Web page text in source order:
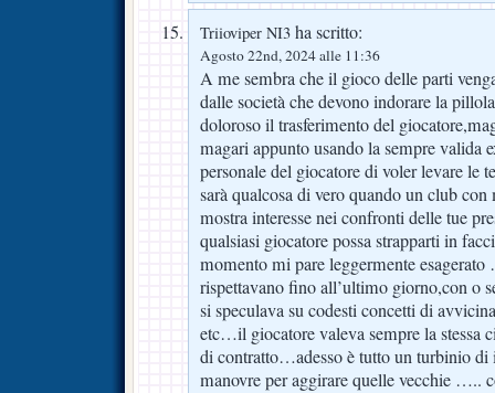
Triioviper NI3 ha scritto:
Agosto 22nd, 2024 alle 11:36
A me sembra che il gioco delle parti
dalle società che devono indorare la
doloroso il trasferimento del
magari appunto usando la sempre valida
personale del giocatore di voler levare le
sarà qualcosa di vero quando un club
mostra interesse nei confronti delle tue
qualsiasi giocatore possa strapparti in
momento mi pare leggermente
rispettavano fino all’ultimo giorno,con o
si speculava su codesti concetti di
etc…il giocatore valeva sempre la stessa
di contratto…adesso è tutto un turbinio di
manovre per aggirare quelle vecchie …..